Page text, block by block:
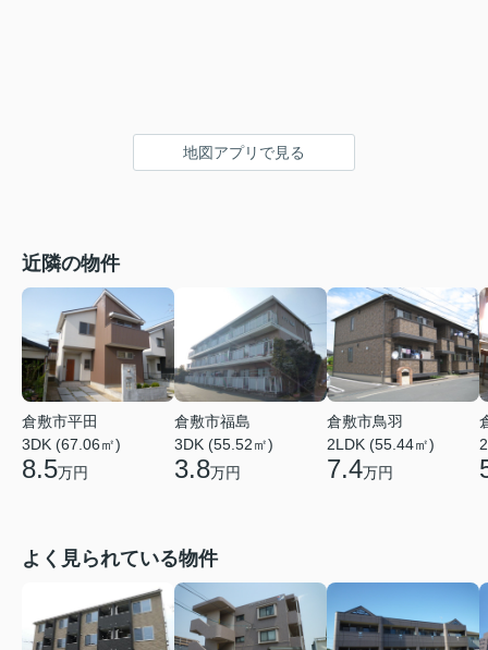
地図アプリで見る
近隣の物件
倉敷市平田
3DK (67.06㎡)
8.5万円
倉敷市福島
3DK (55.52㎡)
3.8万円
倉敷市鳥羽
2LDK (55.44㎡)
7.4万円
よく見られている物件